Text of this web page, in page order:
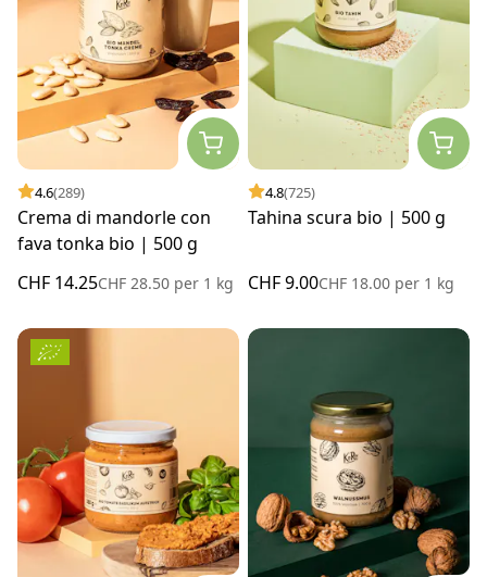
4.6(289)
Crema di mandorle con
fava tonka bio | 500 g
CHF 14.25CHF 28.50 per 1 kg
4.8(725)
Tahina scura bio | 500 g
CHF 9.00CHF 18.00 per 1 kg